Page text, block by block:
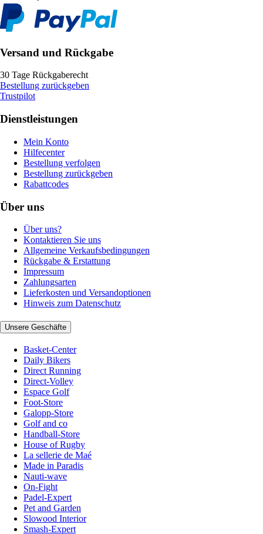
Versand und Rückgabe
30 Tage Rückgaberecht
Bestellung zurückgeben
Trustpilot
Dienstleistungen
Mein Konto
Hilfecenter
Bestellung verfolgen
Bestellung zurückgeben
Rabattcodes
Über uns
Über uns?
Kontaktieren Sie uns
Allgemeine Verkaufsbedingungen
Rückgabe & Erstattung
Impressum
Zahlungsarten
Lieferkosten und Versandoptionen
Hinweis zum Datenschutz
Unsere Geschäfte
Basket-Center
Daily Bikers
Direct Running
Direct-Volley
Espace Golf
Foot-Store
Galopp-Store
Golf and co
Handball-Store
House of Rugby
La sellerie de Maé
Made in Paradis
Nauti-wave
On-Fight
Padel-Expert
Pet and Garden
Slowood Interior
Smash-Expert